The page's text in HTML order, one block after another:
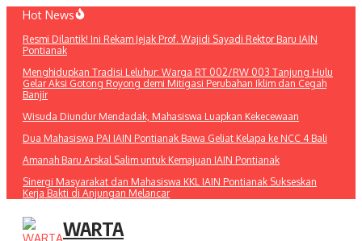
Lewati
konten
Hot News
Resmi Dilantik! Ini Rekam Jejak Prof. Wajidi Sayadi Rektor Baru IAIN
Pontianak
Menghidupkan Tradisi Leluhur: Warga RT 002/RW 003 Tanjung Hulu
Gelar Aksi Gotong Royong demi Mitigasi Perubahan Iklim dan Cegah
Banjir
Wisuda Diundur Mendadak, Mahasiswa Luapkan Kekecewaan
Dua Mahasiswa PAI IAIN Pontianak Bawa Geliat Kelapa ke NCC 4 Bali
Amanah Baru Arskal Salim untuk Kemajuan IAIN Pontianak
Sinergi Masyarakat dan Mahasiswa KKL IAIN Pontianak Sukseskan
Kerja Bakti di Anjungan Melancar
WARTA